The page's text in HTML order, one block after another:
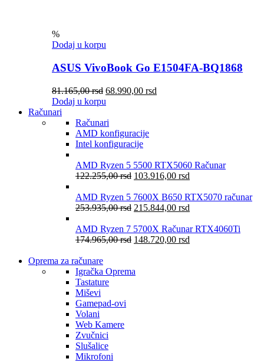
%
Dodaj u korpu
ASUS VivoBook Go E1504FA-BQ1868
81.165,00rsd 68.990,00 rsd
Dodaj u korpu
Računari
Računari
AMD konfiguracije
Intel konfiguracije
AMD Ryzen 5 5500 RTX5060 Računar
122.255,00rsd 103.916,00 rsd
AMD Ryzen 5 7600X B650 RTX5070 računar
253.935,00rsd 215.844,00 rsd
AMD Ryzen 7 5700X Računar RTX4060Ti
174.965,00rsd 148.720,00 rsd
Oprema za računare
Igračka Oprema
Tastature
Miševi
Gamepad-ovi
Volani
Web Kamere
Zvučnici
Slušalice
Mikrofoni